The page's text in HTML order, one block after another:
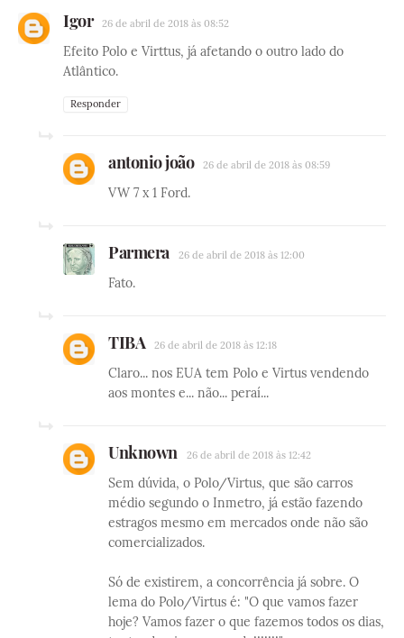
Igor 26 de abril de 2018 às 08:52
Efeito Polo e Virttus, já afetando o outro lado do
Atlântico.
Responder
antonio joão 26 de abril de 2018 às 08:59
VW 7 x 1 Ford.
Parmera 26 de abril de 2018 às 12:00
Fato.
TIBA 26 de abril de 2018 às 12:18
Claro... nos EUA tem Polo e Virtus vendendo
aos montes e... não... peraí...
Unknown 26 de abril de 2018 às 12:42
Sem dúvida, o Polo/Virtus, que são carros
médio segundo o Inmetro, já estão fazendo
estragos mesmo em mercados onde não são
comercializados.
Só de existirem, a concorrência já sobre. O
lema do Polo/Virtus é: "O que vamos fazer
hoje? Vamos fazer o que fazemos todos os dias,